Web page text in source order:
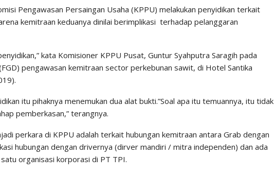
Pengawasan Persaingan Usaha (KPPU) melakukan penyidikan terkait
kemitraan keduanya dinilai berimplikasi terhadap pelanggaran
kata Komisioner KPPU Pusat, Guntur Syahputra Saragih pada
pengawasan kemitraan sector perkebunan sawit, di Hotel Santika
itu pihaknya menemukan dua alat bukti.”Soal apa itu temuannya, itu tidak
pemberkasan,” terangnya.
perkara di KPPU adalah terkait hubungan kemitraan antara Grab dengan
hubungan dengan drivernya (dirver mandiri / mitra independen) dan ada
organisasi korporasi di PT TPI.